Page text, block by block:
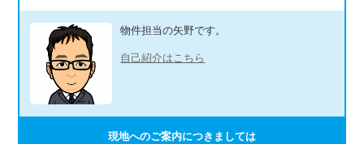
物件担当の矢野です。
自己紹介はこちら
現地へのご案内につきましては